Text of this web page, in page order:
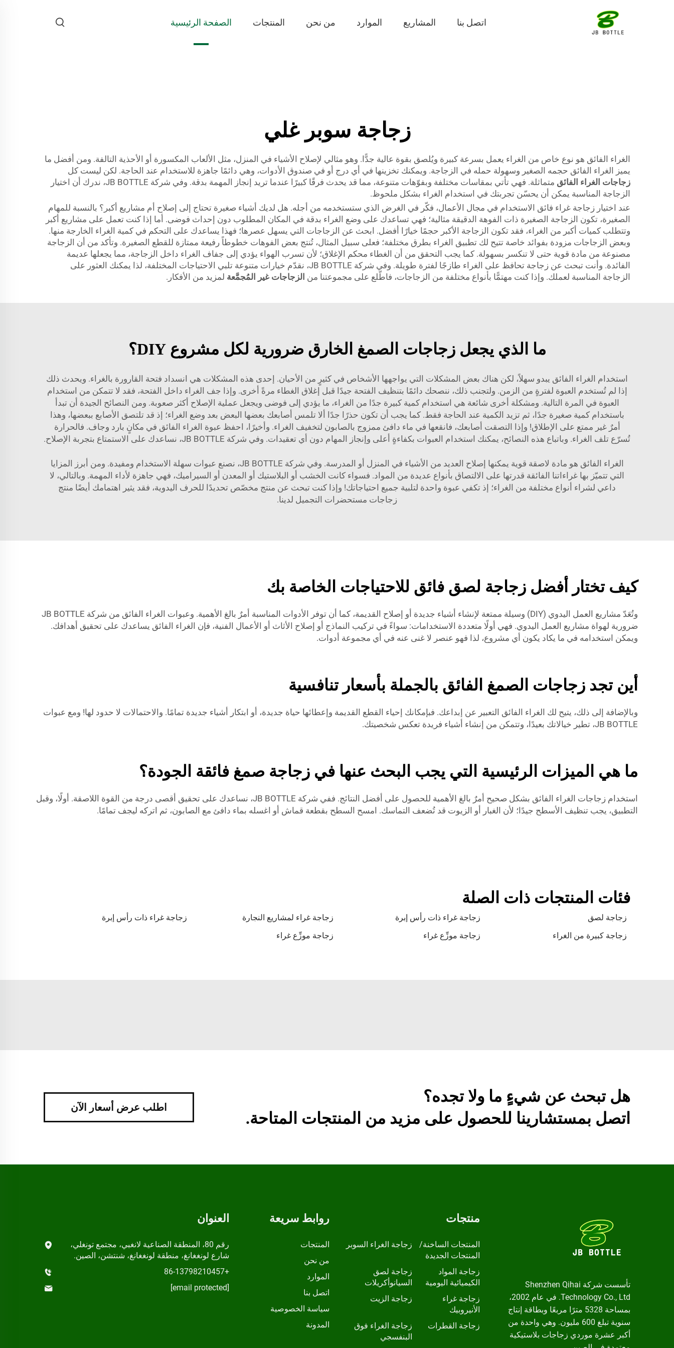
الصفحة الرئيسية المنتجات من نحن الموارد المشاريع اتصل بنا
زجاجة سوبر غلي
الغراء الفائق هو نوع خاص من الغراء يعمل بسرعة كبيرة ويُلصق بقوة عالية جدًّا. وهو مثالي لإصلاح الأشياء في المنزل، مثل الألعاب المكسورة أو الأحذية التالفة. ومن أفضل ما
يميز الغراء الفائق حجمه الصغير وسهولة حمله في الزجاجة. ويمكنك تخزينها في أي درج أو في صندوق الأدوات، وهي دائمًا جاهزة للاستخدام عند الحاجة. لكن ليست كل
زجاجات الغراء الفائق
متماثلة. فهي تأتي بمقاسات مختلفة وبفوّهات متنوعة، مما قد يحدث فرقًا كبيرًا عندما تريد إنجاز المهمة بدقة. وفي شركة JB BOTTLE، ندرك أن اختيار
الزجاجة المناسبة يمكن أن يحسّن تجربتك في استخدام الغراء بشكل ملحوظ.
عند اختيار زجاجة غراء فائق الاستخدام في مجال الأعمال، فكّر في الغرض الذي ستستخدمه من أجله. هل لديك أشياء صغيرة تحتاج إلى إصلاح أم مشاريع أكبر؟ بالنسبة للمهام
الصغيرة، تكون الزجاجة الصغيرة ذات الفوهة الدقيقة مثالية؛ فهي تساعدك على وضع الغراء بدقة في المكان المطلوب دون إحداث فوضى. أما إذا كنت تعمل على مشاريع أكبر
وتتطلب كميات أكبر من الغراء، فقد تكون الزجاجة الأكبر حجمًا خيارًا أفضل. ابحث عن الزجاجات التي يسهل عصرها؛ فهذا يساعدك على التحكم في كمية الغراء الخارجة منها.
وبعض الزجاجات مزودة بفوائد خاصة تتيح لك تطبيق الغراء بطرق مختلفة؛ فعلى سبيل المثال، تُنتج بعض الفوهات خطوطاً رفيعة ممتازة للقطع الصغيرة. وتأكد من أن الزجاجة
مصنوعة من مادة قوية حتى لا تنكسر بسهولة. كما يجب التحقق من أن الغطاء محكم الإغلاق؛ لأن تسرب الهواء يؤدي إلى جفاف الغراء داخل الزجاجة، مما يجعلها عديمة
الفائدة. وأنت تبحث عن زجاجة تحافظ على الغراء طازجًا لفترة طويلة. وفي شركة JB BOTTLE، نقدّم خيارات متنوعة تلبي الاحتياجات المختلفة، لذا يمكنك العثور على
الزجاجة المناسبة لعملك. وإذا كنت مهتمًّا بأنواع مختلفة من الزجاجات، فاطّلع على مجموعتنا من الزجاجات غير المُجمَّعة لمزيد من الأفكار.
ما الذي يجعل زجاجات الصمغ الخارق ضرورية لكل مشروع DIY؟
استخدام الغراء الفائق يبدو سهلاً، لكن هناك بعض المشكلات التي يواجهها الأشخاص في كثيرٍ من الأحيان. إحدى هذه المشكلات هي انسداد فتحة القارورة بالغراء. ويحدث ذلك
إذا لم تُستخدم العبوة لفترةٍ من الزمن. ولتجنب ذلك، ننصحك دائمًا بتنظيف الفتحة جيدًا قبل إغلاق الغطاء مرةً أخرى. وإذا جف الغراء داخل الفتحة، فقد لا تتمكن من استخدام
العبوة في المرة التالية. ومشكلة أخرى شائعة هي استخدام كمية كبيرة جدًا من الغراء، ما يؤدي إلى فوضى ويجعل عملية الإصلاح أكثر صعوبة. ومن النصائح الجيدة أن تبدأ
باستخدام كمية صغيرة جدًا، ثم تزيد الكمية عند الحاجة فقط. كما يجب أن تكون حذرًا جدًا ألا تلمس أصابعك بعضها البعض بعد وضع الغراء؛ إذ قد تلتصق الأصابع ببعضها، وهذا
أمرٌ غير ممتع على الإطلاق! وإذا التصقت أصابعك، فانقعها في ماء دافئ ممزوج بالصابون لتخفيف الغراء. وأخيرًا، احفظ عبوة الغراء الفائق في مكانٍ بارد وجاف. فالحرارة
تُسرّع تلف الغراء. وباتباع هذه النصائح، يمكنك استخدام العبوات بكفاءةٍ أعلى وإنجاز المهام دون أي تعقيدات. وفي شركة JB BOTTLE، نساعدك على الاستمتاع بتجربة الإصلاح.
الغراء الفائق هو مادة لاصقة قوية يمكنها إصلاح العديد من الأشياء في المنزل أو المدرسة. وفي شركة JB BOTTLE، نصنع عبوات سهلة الاستخدام ومفيدة. ومن أبرز المزايا
التي تتميّز بها غراءاتنا الفائقة قدرتها على الالتصاق بأنواع عديدة من المواد. فسواء كانت الخشب أو البلاستيك أو المعدن أو السيراميك، فهي جاهزة لأداء المهمة. وبالتالي، لا
داعي لشراء أنواع مختلفة من الغراء؛ إذ تكفي عبوة واحدة لتلبية جميع احتياجاتك! وإذا كنت تبحث عن منتج مخصّص تحديدًا للحرف اليدوية، فقد يثير اهتمامك أيضًا منتج
زجاجات مستحضرات التجميل لدينا.
كيف تختار أفضل زجاجة لصق فائق للاحتياجات الخاصة بك
وتُعَدّ مشاريع العمل اليدوي (DIY) وسيلة ممتعة لإنشاء أشياء جديدة أو إصلاح القديمة، كما أن توفر الأدوات المناسبة أمرٌ بالغ الأهمية. وعبوات الغراء الفائق من شركة JB BOTTLE
ضرورية لهواة مشاريع العمل اليدوي. فهي أولًا متعددة الاستخدامات: سواءً في تركيب النماذج أو إصلاح الأثاث أو الأعمال الفنية، فإن الغراء الفائق يساعدك على تحقيق أهدافك.
ويمكن استخدامه في ما يكاد يكون أي مشروع، لذا فهو عنصر لا غنى عنه في أي مجموعة أدوات.
أين تجد زجاجات الصمغ الفائق بالجملة بأسعار تنافسية
وبالإضافة إلى ذلك، يتيح لك الغراء الفائق التعبير عن إبداعك. فبإمكانك إحياء القطع القديمة وإعطائها حياة جديدة، أو ابتكار أشياء جديدة تمامًا. والاحتمالات لا حدود لها! ومع عبوات
JB BOTTLE، تطير خيالاتك بعيدًا، وتتمكن من إنشاء أشياء فريدة تعكس شخصيتك.
ما هي الميزات الرئيسية التي يجب البحث عنها في زجاجة صمغ فائقة الجودة؟
استخدام زجاجات الغراء الفائق بشكل صحيح أمرٌ بالغ الأهمية للحصول على أفضل النتائج. ففي شركة JB BOTTLE، نساعدك على تحقيق أقصى درجة من القوة اللاصقة. أولًا، وقبل
التطبيق، يجب تنظيف الأسطح جيدًا؛ لأن الغبار أو الزيوت قد تُضعف التماسك. امسح السطح بقطعة قماش أو اغسله بماء دافئ مع الصابون، ثم اتركه ليجف تمامًا.
فئات المنتجات ذات الصلة
زجاجة لصق زجاجة غراء ذات رأس إبرة زجاجة غراء لمشاريع النجارة
زجاجة غراء ذات رأس إبرة
زجاجة كبيرة من الغراء
زجاجة موزِّع غراء زجاجة موزِّع غراء
هل تبحث عن شيءٍ ما ولا تجده؟
اتصل بمستشارينا للحصول على مزيد من المنتجات المتاحة.
اطلب عرض أسعار الآن
تأسست شركة Shenzhen Qihai
Technology Co., Ltd. في عام 2002،
بمساحة 5328 مترًا مربعًا وبطاقة إنتاج
سنوية تبلغ 600 مليون. وهي واحدة من
أكبر عشرة موردي زجاجات بلاستيكية
منتجات
المنتجات الساخنة/
المنتجات الجديدة
زجاجة الغراء السوبر
زجاجة المواد
الكيميائية اليومية
زجاجة لصق
السيانوأكريلات
زجاجة غراء
الأنيروبيك
زجاجة الزيت
زجاجة القطرات
زجاجة الغراء فوق
البنفسجي
روابط سريعة
المنتجات
من نحن
الموارد
اتصل بنا
سياسة الخصوصية
المدونة
العنوان
رقم 80، المنطقة الصناعية لانغبي، مجتمع تونغلي،
شارع لونغغانغ، منطقة لونغغانغ، شنتشن، الصين.
+86-13798210457
[email protected]